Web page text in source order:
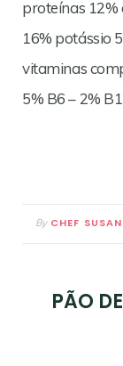
proteínas 12%
16% potássio
vitaminas
5% B6 – 2%
By CHEF
PÃO